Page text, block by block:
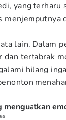
yang terharu
menjemputnya
lain. Dalam
dan tertabrak
hilang
menguatkan